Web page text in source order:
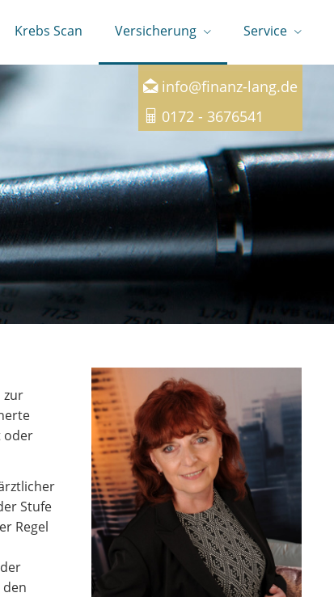
Krebs Scan Versicherung Service
info@finanz-lang.de
0172 - 3676541
zur
oder
Stufe
Regel